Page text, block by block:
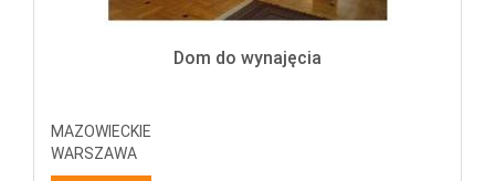
Dom do wynajęcia
MAZOWIECKIE
WARSZAWA